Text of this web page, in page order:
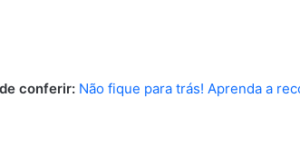
conferir: Não fique para trás! Aprenda a